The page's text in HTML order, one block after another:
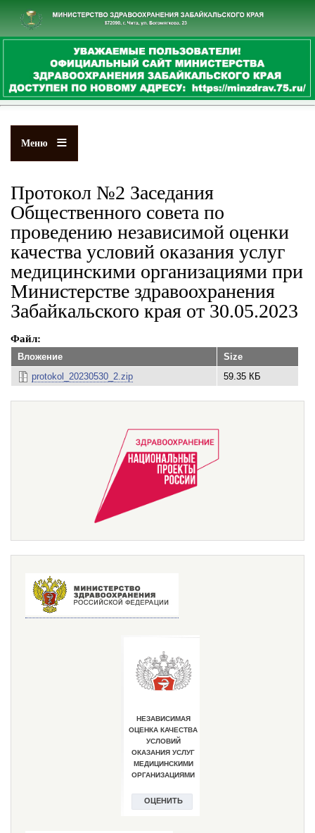
к
основному
содержанию
Меню
Протокол №2 Заседания
Общественного совета по
проведению независимой оценки
качества условий оказания услуг
медицинскими организациями при
Министерстве здравоохранения
Забайкальского края от 30.05.2023
Файл
Вложение
Size
protokol_20230530_2.zip
59.35 КБ